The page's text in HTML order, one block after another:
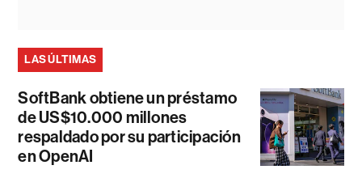
LAS ÚLTIMAS
SoftBank obtiene un préstamo
de US$10.000 millones
respaldado por su participación
en OpenAI